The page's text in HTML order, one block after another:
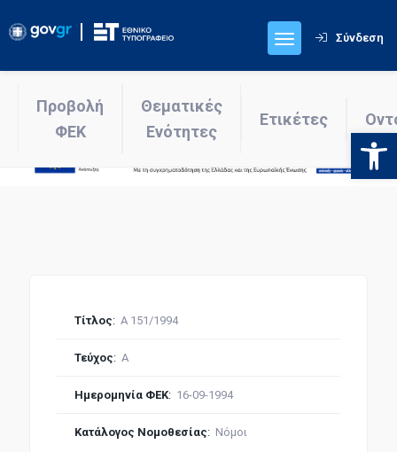
Σύνδεση
Προβολή
ΦΕΚ
Θεματικές
Ενότητες
Ετικέτες
Τίτλος: Α 151/1994
Τεύχος: Α
Ημερομηνία ΦΕΚ: 16-09-1994
Κατάλογος Νομοθεσίας: Νόμοι